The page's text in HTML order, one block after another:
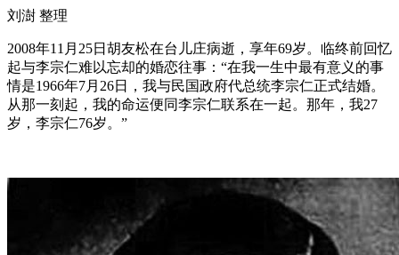
刘澍 整理
2008年11月25日胡友松在台儿庄病逝，享年69岁。临终前回忆
起与李宗仁难以忘却的婚恋往事：“在我一生中最有意义的事
情是1966年7月26日，我与民国政府代总统李宗仁正式结婚。
从那一刻起，我的命运便同李宗仁联系在一起。那年，我27
岁，李宗仁76岁。”